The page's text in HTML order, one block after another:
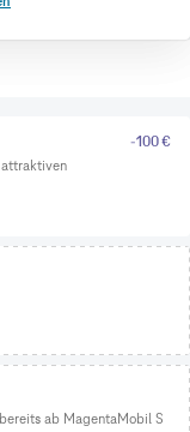
-100 €
ab MagentaMobil S